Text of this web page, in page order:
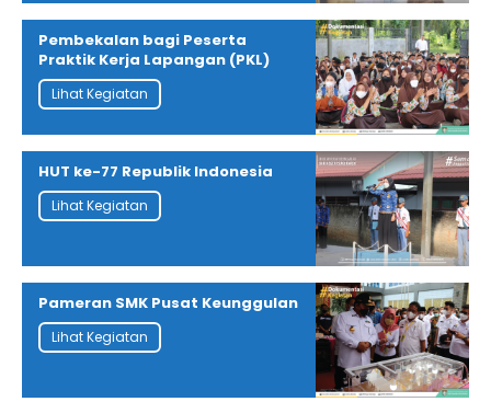
Pembekalan bagi Peserta
Praktik Kerja Lapangan (PKL)
Lihat Kegiatan
HUT ke-77 Republik Indonesia
Lihat Kegiatan
Pameran SMK Pusat Keunggulan
Lihat Kegiatan